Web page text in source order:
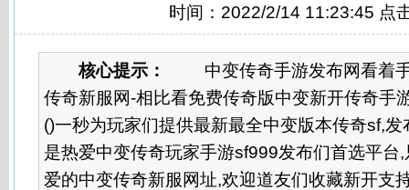
时间：2022/2/14 11:23:45 点
核心提示：
中变传奇手游发布网看着手
传奇新服网-相比看免费传奇版中变新开传奇手
()一秒为玩家们提供最新最全中变版本传奇sf,
是热爱中变传奇玩家手游sf999发布们首选平台
爱的中变传奇新服网址,欢迎道友们收藏新开支